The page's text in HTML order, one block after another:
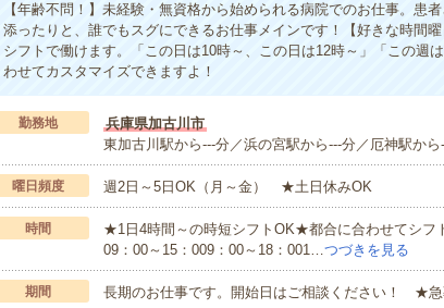
【年齢不問！】未経験・無資格から始められる病院でのお仕事。患
添ったりと、誰でもスグにできるお仕事メインです！【好きな時間
シフトで働けます。「この日は10時～、この日は12時～」「この週
わせてカスタマイズできますよ！
勤務地
兵庫県加古川市
東加古川駅から---分／浜の宮駅から---分／厄神駅か
曜日頻度 週2日～5日OK（月～金） ★土日休みOK
時間
★1日4時間～の時短シフトOK★都合に合わせてシフ
09：00～15：009：00～18：001…つづきを見る
期間 長期のお仕事です。開始日はご相談ください！ ★急